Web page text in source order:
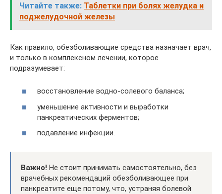
Читайте также: Таблетки при болях желудка и
поджелудочной железы
Как правило, обезболивающие средства назначает врач,
и только в комплексном лечении, которое
подразумевает:
восстановление водно-солевого баланса;
уменьшение активности и выработки
панкреатических ферментов;
подавление инфекции.
Важно! Не стоит принимать самостоятельно, без
врачебных рекомендаций обезболивающее при
панкреатите еще потому, что, устраняя болевой